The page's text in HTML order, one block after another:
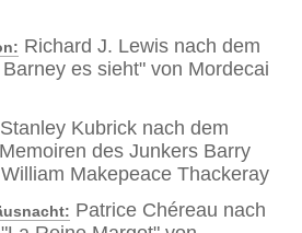
Richard J. Lewis nach dem
es sieht" von Mordecai
Stanley Kubrick nach dem
des Junkers Barry
Makepeace Thackeray
Patrice Chéreau nach